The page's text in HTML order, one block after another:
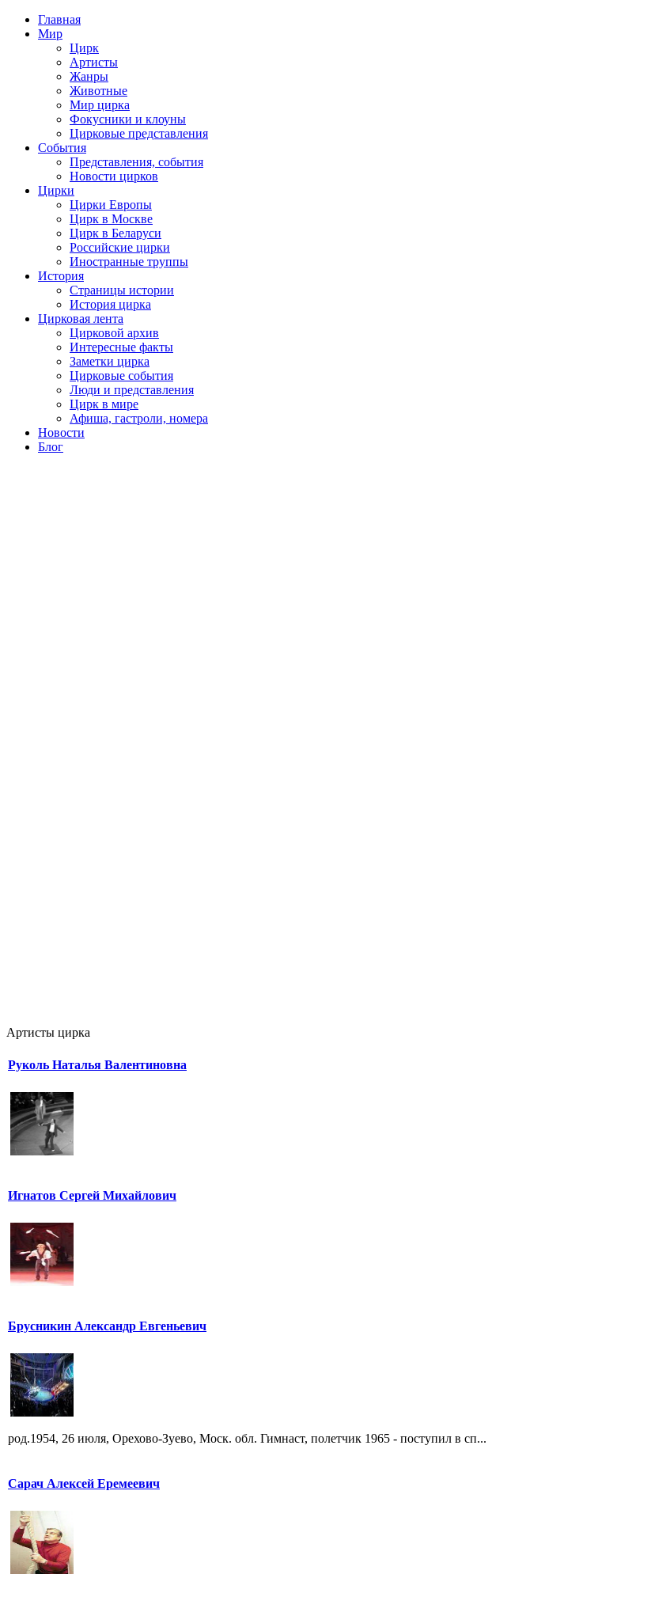
Главная
Мир
Цирк
Артисты
Жанры
Животные
Мир цирка
Фокусники и клоуны
Цирковые представления
События
Представления, события
Новости цирков
Цирки
Цирки Европы
Цирк в Москве
Цирк в Беларуси
Российские цирки
Иностранные труппы
История
Страницы истории
История цирка
Цирковая лента
Цирковой архив
Интересные факты
Заметки цирка
Цирковые события
Люди и представления
Цирк в мире
Афиша, гастроли, номера
Новости
Блог
Артисты цирка
Руколь Наталья Валентиновна
Игнатов Сергей Михайлович
Брусникин Александр Евгеньевич
род.1954, 26 июля, Орехово-Зуево, Моск. обл. Гимнаст, полетчик 1965 - поступил в сп...
Сарач Алексей Еремеевич